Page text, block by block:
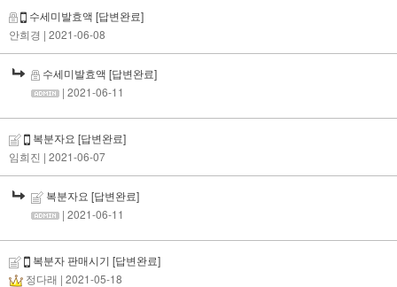
수세미발효액 [답변완료]
안희경 | 2021-06-08
수세미발효액 [답변완료]
| 2021-06-11
복분자요 [답변완료]
임희진 | 2021-06-07
복분자요 [답변완료]
| 2021-06-11
복분자 판매시기 [답변완료]
정다래 | 2021-05-18